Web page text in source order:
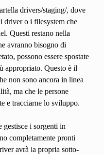
drivers/staging/, dove
driver o i filesystem che
Questi restano nella
avranno bisogno di
possono essere spostate
appropriato. Questo è il
non sono ancora in linea
ma che le persone
e tracciarne lo sviluppo.
gestisce i sorgenti in
completamente pronti
avrà la propria sotto-